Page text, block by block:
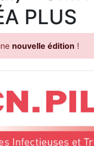
PLUS
nouvelle édition !